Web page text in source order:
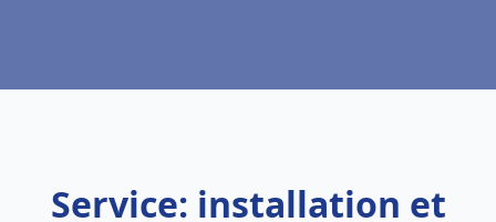
Service: installation et